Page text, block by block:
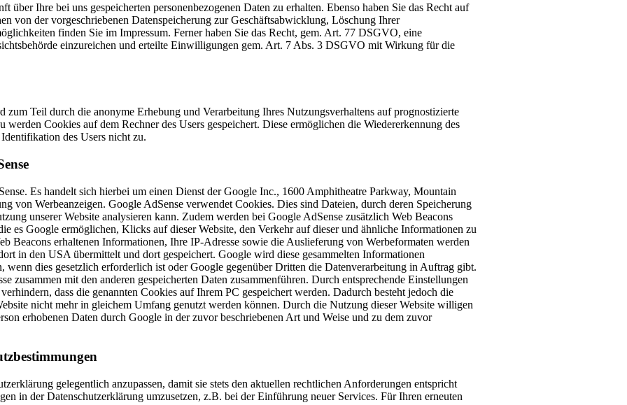
über Ihre bei uns gespeicherten personenbezogenen Daten zu erhalten. Ebenso haben Sie das Recht auf
von der vorgeschriebenen Datenspeicherung zur Geschäftsabwicklung, Löschung Ihrer
finden Sie im Impressum. Ferner haben Sie das Recht, gem. Art. 77 DSGVO, eine
einzureichen und erteilte Einwilligungen gem. Art. 7 Abs. 3 DSGVO mit Wirkung für die
zum Teil durch die anonyme Erhebung und Verarbeitung Ihres Nutzungsverhaltens auf prognostizierte
Cookies auf dem Rechner des Users gespeichert. Diese ermöglichen die Wiedererkennung des
des Users nicht zu.
Es handelt sich hierbei um einen Dienst der Google Inc., 1600 Amphitheatre Parkway, Mountain
von Werbeanzeigen. Google AdSense verwendet Cookies. Dies sind Dateien, durch deren Speicherung
unserer Website analysieren kann. Zudem werden bei Google AdSense zusätzlich Web Beacons
es Google ermöglichen, Klicks auf dieser Website, den Verkehr auf dieser und ähnliche Informationen zu
Beacons erhaltenen Informationen, Ihre IP-Adresse sowie die Auslieferung von Werbeformaten werden
in den USA übermittelt und dort gespeichert. Google wird diese gesammelten Informationen
wenn dies gesetzlich erforderlich ist oder Google gegenüber Dritten die Datenverarbeitung in Auftrag gibt.
zusammen mit den anderen gespeicherten Daten zusammenführen. Durch entsprechende Einstellungen
dass die genannten Cookies auf Ihrem PC gespeichert werden. Dadurch besteht jedoch die
nicht mehr in gleichem Umfang genutzt werden können. Durch die Nutzung dieser Website willigen
erhobenen Daten durch Google in der zuvor beschriebenen Art und Weise und zu dem zuvor
gelegentlich anzupassen, damit sie stets den aktuellen rechtlichen Anforderungen entspricht
in der Datenschutzerklärung umzusetzen, z.B. bei der Einführung neuer Services. Für Ihren erneuten